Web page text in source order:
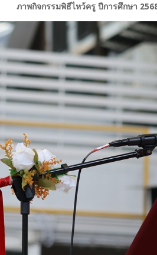
ภาพกิจกรรมพิธีไหว้ครู ปีการศึกษา